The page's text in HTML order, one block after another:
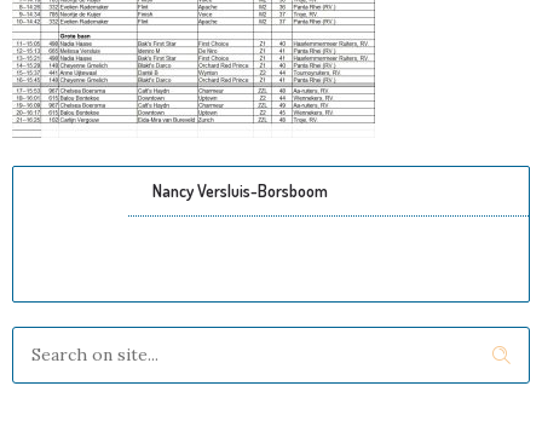
Nancy Versluis-Borsboom